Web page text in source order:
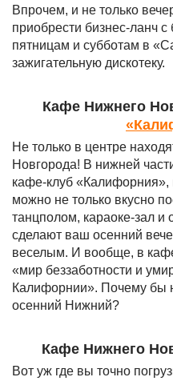
Впрочем, и не только
приобрести бизнес-ланч
пятницам и субботам в
зажигательную дискотеку.
Кафе Нижнего
Не только в центре
Новгорода! В нижней
кафе-клуб «Калифорния»,
можно не только вкусно
танцполом, караоке-зал и
сделают ваш осенний
веселым. И вообще, в
«мир беззаботности и
Калифорнии». Почему бы
осенний Нижний?
Кафе Нижнего
Вот уж где вы точно